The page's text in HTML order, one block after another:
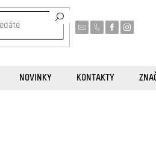
NOVINKY KONTAKTY